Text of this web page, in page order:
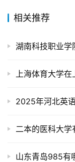
相关推荐
湖南科技职业学
上海体育大学在
2025年河北英
二本的医科大学
山东青岛985有